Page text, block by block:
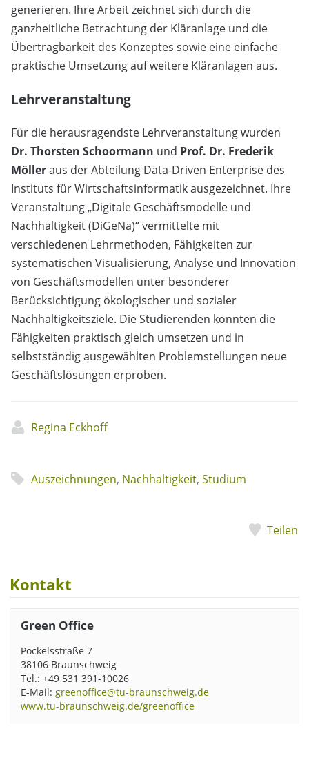
generieren. Ihre Arbeit zeichnet sich durch die
ganzheitliche Betrachtung der Kläranlage und die
Übertragbarkeit des Konzeptes sowie eine einfache
praktische Umsetzung auf weitere Kläranlagen aus.
Lehrveranstaltung
Für die herausragendste Lehrveranstaltung wurden
Dr. Thorsten Schoormann und Prof. Dr. Frederik
Mölleraus der Abteilung Data-Driven Enterprise des
Instituts für Wirtschaftsinformatik ausgezeichnet. Ihre
Veranstaltung „Digitale Geschäftsmodelle und
Nachhaltigkeit (DiGeNa)“ vermittelte mit
verschiedenen Lehrmethoden, Fähigkeiten zur
systematischen Visualisierung, Analyse und Innovation
von Geschäftsmodellen unter besonderer
Berücksichtigung ökologischer und sozialer
Nachhaltigkeitsziele. Die Studierenden konnten die
Fähigkeiten praktisch gleich umsetzen und in
selbstständig ausgewählten Problemstellungen neue
Geschäftslösungen erproben.
Regina Eckhoff
Auszeichnungen, Nachhaltigkeit, Studium
Teilen
Kontakt
Green Office
Pockelsstraße 7
38106 Braunschweig
Tel.: +49 531 391-10026
E-Mail: greenoffice@tu-braunschweig.de
www.tu-braunschweig.de/greenoffice